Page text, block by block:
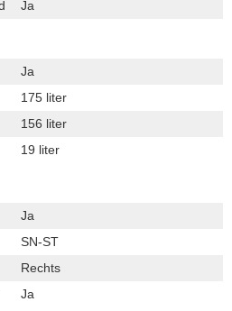
Ja
Ja
175 liter
156 liter
19 liter
Ja
SN-ST
Rechts
Ja